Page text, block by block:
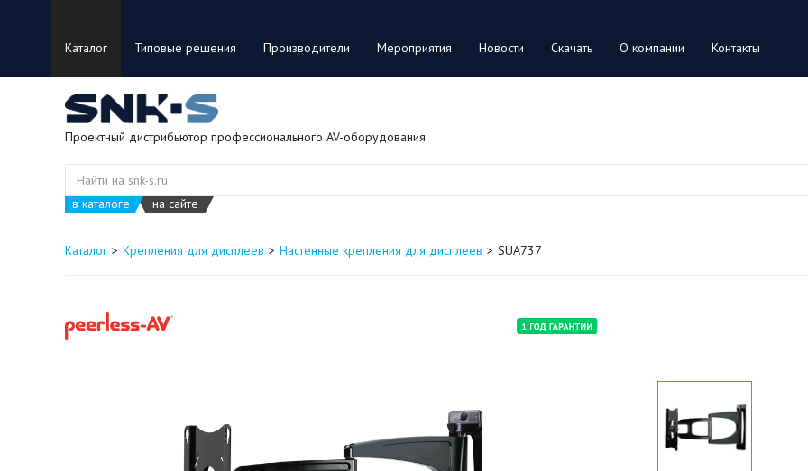
Каталог Типовые решения Производители Мероприятия Новости Скачать О компании Контакты
Проектный дистрибьютор профессионального AV-оборудования
в каталоге на сайте
Каталог Крепления для дисплеев Настенные крепления для дисплеев SUA737